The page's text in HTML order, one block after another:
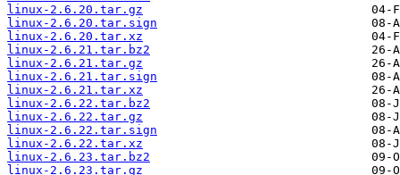
linux-2.6.20.tar.gz
linux-2.6.20.tar.sign
linux-2.6.20.tar.xz
linux-2.6.21.tar.bz2
linux-2.6.21.tar.gz
linux-2.6.21.tar.sign
linux-2.6.21.tar.xz
linux-2.6.22.tar.bz2
linux-2.6.22.tar.gz
linux-2.6.22.tar.sign
linux-2.6.22.tar.xz
linux-2.6.23.tar.bz2
linux-2.6.23.tar.gz